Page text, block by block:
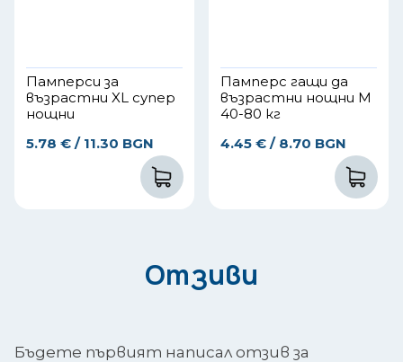
Памперси за
възрастни XL супер
нощни
5.78 € / 11.30 BGN
Памперс гащи да
възрастни нощни М
40-80 кг
4.45 € / 8.70 BGN
Отзиви
Бъдете първият написал отзив за